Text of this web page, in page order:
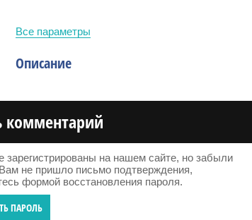
Все параметры
Описание
комментарий
на нашем сайте, но забыли
не пришло письмо подтверждения,
формой восстановления пароля.
ПАРОЛЬ